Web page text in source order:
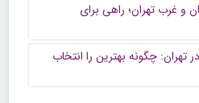
و غرب تهران؛ راهی برای
چگونه بهترین را انتخاب